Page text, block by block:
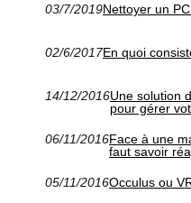
03/7/2019Nettoyer un
02/6/2017En quoi
14/12/2016Une solution
pour gérer
06/11/2016Face à une
faut savoir
05/11/2016Occulus ou